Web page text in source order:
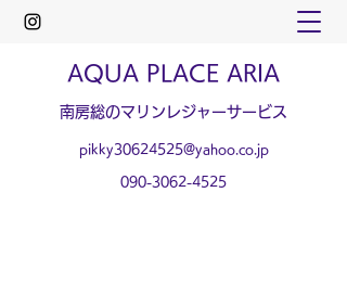
AQUA PLACE ARIA
​南房総のマリンレジャーサービス
pikky30624525@yahoo.co.jp
090-3062-4525